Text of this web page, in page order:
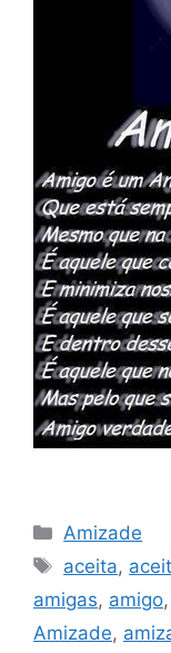
Categorias
Amizade
Tags
aceita,
amigas, amigo,
Amizade,